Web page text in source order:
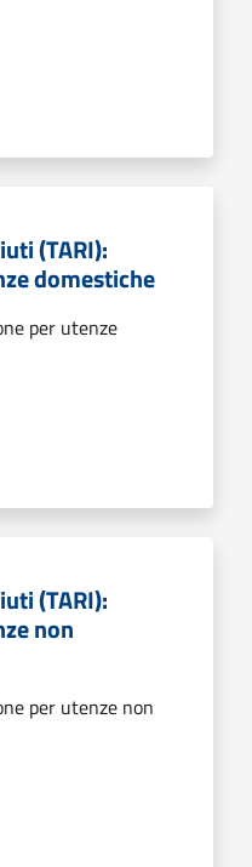
(TARI):
domestiche
per utenze
(TARI):
non
per utenze non